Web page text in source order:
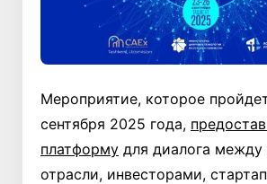
Мероприятие, которое
сентября 2025 года,
платформу для диалога между
отрасли, инвесторами,